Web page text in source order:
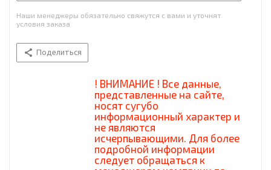
Наши менеджеры обязательно свяжутся с вами и уточнят
условия заказа
Поделиться
! ВНИМАНИЕ ! Все данные,
представленные на сайте,
носят сугубо
информационный характер и
не являются
исчерпывающими. Для более
подробной информации
следует обращаться к